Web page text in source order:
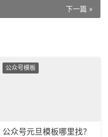
下一篇 »
公众号模板
公众号元旦模板哪里找？